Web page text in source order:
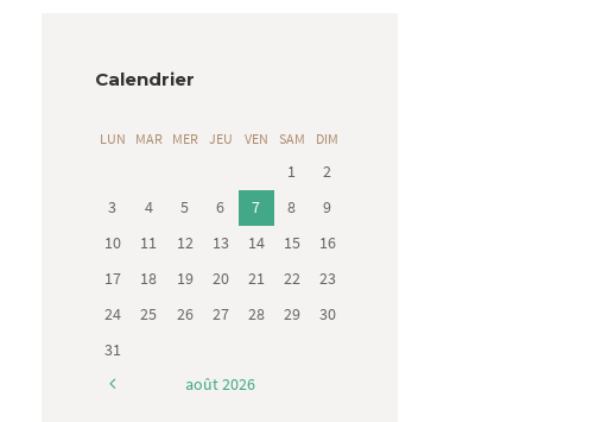
Calendrier
LUN MAR MER JEU VEN SAM DIM
1
2
3
4 5 6 7 8
9
10
11 12 13 14 15
16
17
18 19 20 21 22
23
24
25 26 27 28 29
30
31
août2026